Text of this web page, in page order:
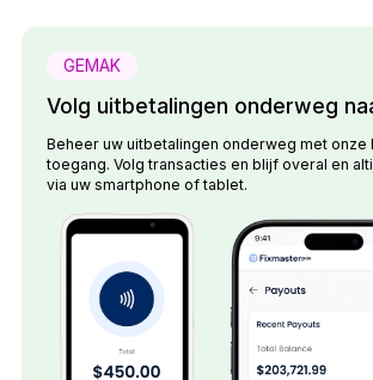
GEMAK
Volg uitbetalingen onderweg
Beheer uw uitbetalingen onderweg met onze
toegang. Volg transacties en blijf overal en
via uw smartphone of tablet.